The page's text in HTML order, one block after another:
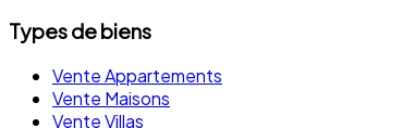
Types de biens
Vente Appartements
Vente Maisons
Vente Villas